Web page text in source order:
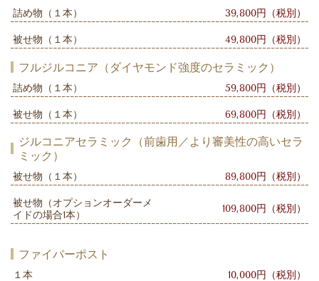
詰め物（１本） 39,800円（税別）
被せ物（１本） 49,800円（税別）
フルジルコニア（ダイヤモンド強度のセラミック）
詰め物（１本） 59,800円（税別）
被せ物（１本） 69,800円（税別）
ジルコニアセラミック（前歯用／より審美性の高いセラ
ミック）
被せ物（１本） 89,800円（税別）
被せ物（オプションオーダーメ
イドの場合1本）
109,800円（税別）
ファイバーポスト
１本 10,000円（税別）